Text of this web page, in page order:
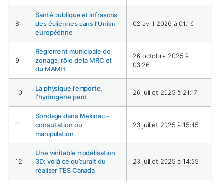
8
Santé publique et infrasons
des éoliennes dans l’Union
européenne
02 avril 2026 à 01:16
9
Règlement municipale de
zonage, rôle de la MRC et
du MAMH
26 octobre 2025 à
03:26
10
La physique l’emporte,
l’hydrogène perd
26 juillet 2025 à 21:17
11
Sondage dans Mékinac –
consultation ou
manipulation
23 juillet 2025 à 15:45
12
Une véritable modélisation
3D: voilà ce qu’aurait du
réaliser TES Canada
23 juillet 2025 à 14:55